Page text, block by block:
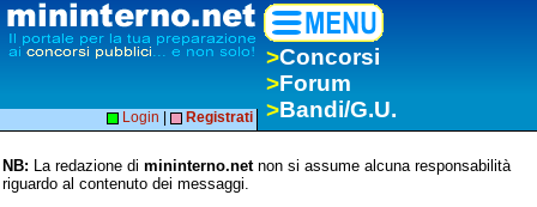
>Concorsi
>Forum
>Bandi/G.U.
Login Registrati
NB: La redazione di mininterno.netnon si assume alcuna responsabilità
riguardo al contenuto dei messaggi.